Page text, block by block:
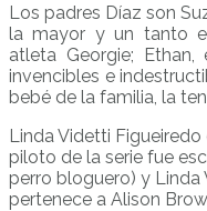
Los padres Díaz son
la mayor y un tanto
atleta Georgie;
invencibles e
bebé de la familia, la
Linda Videtti
piloto de la serie fue
perro bloguero) y Linda
pertenece a Alison